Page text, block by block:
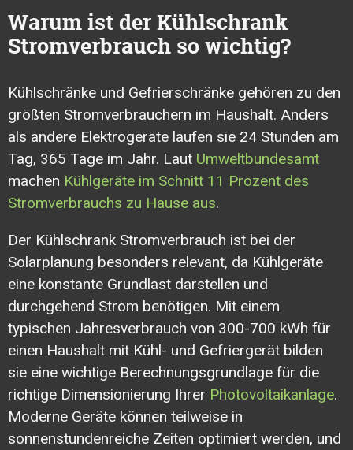
Warum ist der Kühlschrank
Stromverbrauch so wichtig?
Kühlschränke und Gefrierschränke gehören zu den
größten Stromverbrauchern im Haushalt. Anders
als andere Elektrogeräte laufen sie 24 Stunden am
Tag, 365 Tage im Jahr. Laut Umweltbundesamt
machen Kühlgeräte im Schnitt 11 Prozent des
Stromverbrauchs zu Hause aus.
Der Kühlschrank Stromverbrauch ist bei der
Solarplanung besonders relevant, da Kühlgeräte
eine konstante Grundlast darstellen und
durchgehend Strom benötigen. Mit einem
typischen Jahresverbrauch von 300-700 kWh für
einen Haushalt mit Kühl- und Gefriergerät bilden
sie eine wichtige Berechnungsgrundlage für die
richtige Dimensionierung Ihrer Photovoltaikanlage.
Moderne Geräte können teilweise in
sonnenstundenreiche Zeiten optimiert werden, und